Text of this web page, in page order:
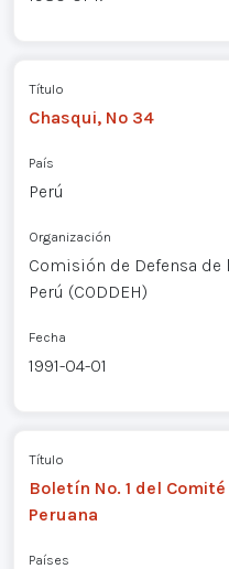
Título
Chasqui, Nº 34
País
Perú
Organización
Comisión de Defensa
Perú (CODDEH)
Fecha
1991-04-01
Título
Boletín No. 1 del
Peruana
Países